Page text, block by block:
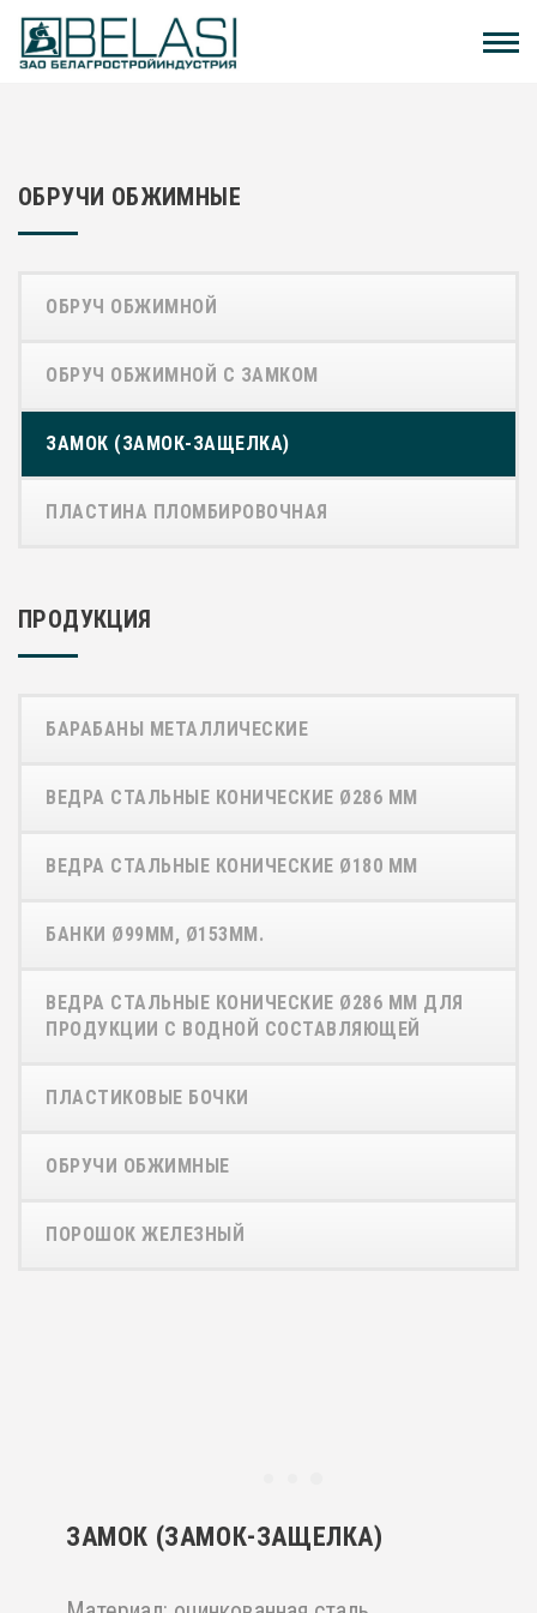
ОБРУЧИ ОБЖИМНЫЕ
ОБРУЧ ОБЖИМНОЙ
ОБРУЧ ОБЖИМНОЙ С ЗАМКОМ
ЗАМОК (ЗАМОК-ЗАЩЕЛКА)
ПЛАСТИНА ПЛОМБИРОВОЧНАЯ
ПРОДУКЦИЯ
БАРАБАНЫ МЕТАЛЛИЧЕСКИЕ
ВЕДРА СТАЛЬНЫЕ КОНИЧЕСКИЕ Ø286 ММ
ВЕДРА СТАЛЬНЫЕ КОНИЧЕСКИЕ Ø180 ММ
БАНКИ Ø99ММ, Ø153ММ.
ВЕДРА СТАЛЬНЫЕ КОНИЧЕСКИЕ Ø286 ММ ДЛЯ
ПРОДУКЦИИ С ВОДНОЙ СОСТАВЛЯЮЩЕЙ
ПЛАСТИКОВЫЕ БОЧКИ
ОБРУЧИ ОБЖИМНЫЕ
ПОРОШОК ЖЕЛЕЗНЫЙ
ЗАМОК (ЗАМОК-ЗАЩЕЛКА)